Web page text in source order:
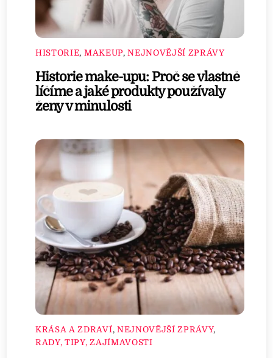
HISTORIE, MAKEUP,NEJNOVĚJŠÍ ZPRÁVY
Historie make-upu: Proč se vlastně
líčíme a jaké produkty používaly
ženy v minulosti
KRÁSA A ZDRAVÍ, NEJNOVĚJŠÍ ZPRÁVY,
RADY, TIPY, ZAJÍMAVOSTI